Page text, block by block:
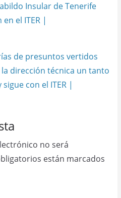
Insular de Tenerife
el ITER |
de presuntos vertidos
dirección técnica un tanto
con el ITER |
no será
están marcados